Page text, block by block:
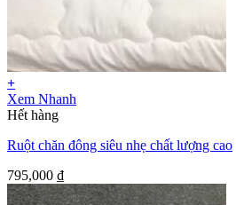
+
Xem Nhanh
Hết hàng
Ruột chăn đông siêu nhẹ chất lượng cao
795,000 ₫